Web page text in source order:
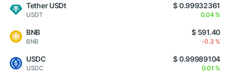
Tether USDt
USDT
$ 0.99932361
0.04 %
BNB
BNB
$ 591.40
-0.3 %
USDC
USDC
$ 0.99989104
0.01 %